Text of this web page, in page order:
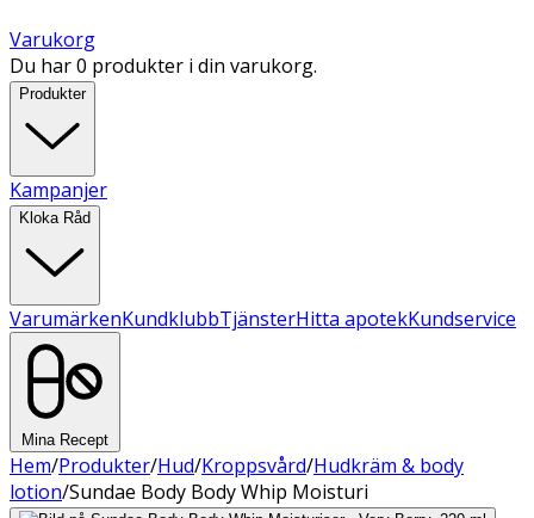
Varukorg
Du har 0 produkter i din varukorg.
Produkter
Kampanjer
Kloka Råd
VarumärkenKundklubbTjänsterHitta apotekKundservice
Mina Recept
Hem/Produkter/Hud/Kroppsvård/Hudkräm & body
lotion/Sundae Body Body Whip Moisturi